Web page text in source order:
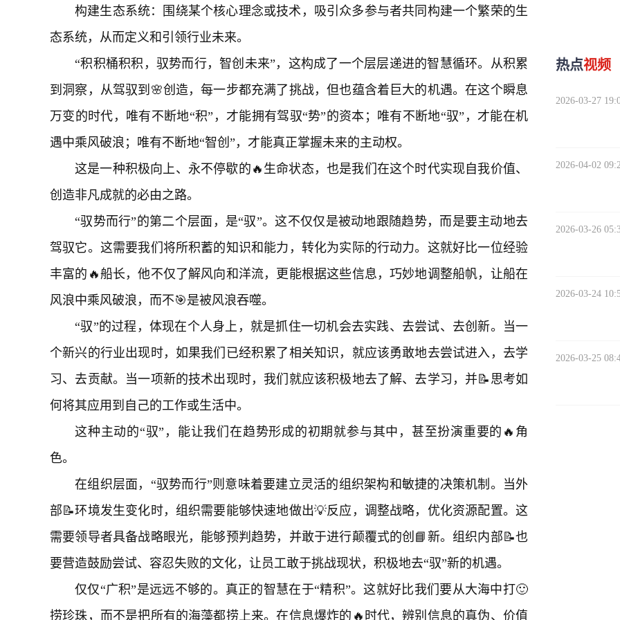
构建生态系统：围绕某个核心理念或技术，吸引众多参与者共同构建一个繁荣的生
态系统，从而定义和引领行业未来。
“积积桶积积，驭势而行，智创未来”，这构成了一个层层递进的智慧循环。从积累
到洞察，从驾驭到🌸创造，每一步都充满了挑战，但也蕴含着巨大的机遇。在这个瞬息
万变的时代，唯有不断地“积”，才能拥有驾驭“势”的资本；唯有不断地“驭”，才能在机
遇中乘风破浪；唯有不断地“智创”，才能真正掌握未来的主动权。
这是一种积极向上、永不停歇的🔥生命状态，也是我们在这个时代实现自我价值、
创造非凡成就的必由之路。
“驭势而行”的第二个层面，是“驭”。这不仅仅是被动地跟随趋势，而是要主动地去
驾驭它。这需要我们将所积蓄的知识和能力，转化为实际的行动力。这就好比一位经验
丰富的🔥船长，他不仅了解风向和洋流，更能根据这些信息，巧妙地调整船帆，让船在
风浪中乘风破浪，而不🎯是被风浪吞噬。
“驭”的过程，体现在个人身上，就是抓住一切机会去实践、去尝试、去创新。当一
个新兴的行业出现时，如果我们已经积累了相关知识，就应该勇敢地去尝试进入，去学
习、去贡献。当一项新的技术出现时，我们就应该积极地去了解、去学习，并📝思考如
何将其应用到自己的工作或生活中。
这种主动的“驭”，能让我们在趋势形成的初期就参与其中，甚至扮演重要的🔥角
色。
在组织层面，“驭势而行”则意味着要建立灵活的组织架构和敏捷的决策机制。当外
部📝环境发生变化时，组织需要能够快速地做出💡反应，调整战略，优化资源配置。这
需要领导者具备战略眼光，能够预判趋势，并敢于进行颠覆式的创📘新。组织内部📝也
要营造鼓励尝试、容忍失败的文化，让员工敢于挑战现状，积极地去“驭”新的机遇。
仅仅“广积”是远远不够的。真正的智慧在于“精积”。这就好比我们要从大海中打🙂
捞珍珠，而不是把所有的海藻都捞上来。在信息爆炸的🔥时代，辨别信息的真伪、价值
热点视频
2026-03-27
2026-04-02
2026-03-26
2026-03-24
2026-03-25